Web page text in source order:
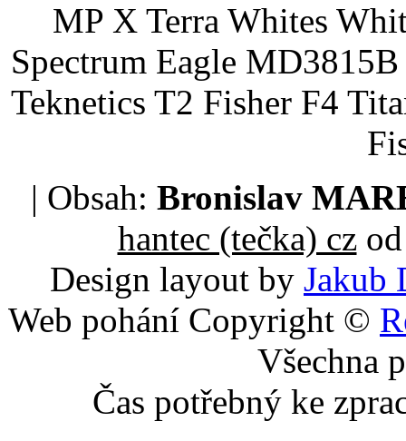
MP X Terra Whites
Spectrum Eagle
Teknetics T2 Fisher F4
| Obsah: Bronislav
hantec (tečka) czod
Design layout by Jakub
Web pohání Copyright ©
Všechna
Čas potřebný ke